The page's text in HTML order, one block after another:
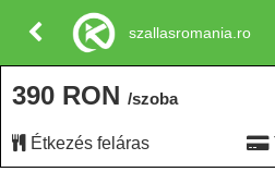
390 RON /szoba
Étkezés feláras
szallasromania.ro